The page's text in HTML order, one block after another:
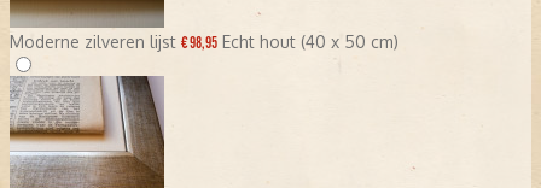
Moderne zilveren lijst € 98,95 Echt hout (40 x 50 cm)